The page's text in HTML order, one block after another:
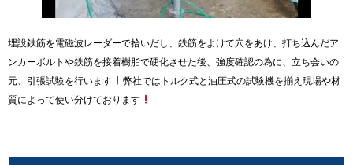
埋設鉄筋を電磁波レーダーで拾いだし、鉄筋をよけて穴をあけ、打ち込んだア
ンカーボルトや鉄筋を接着樹脂で硬化させた後、強度確認の為に、立ち会いの
元、引張試験を行います
弊社ではトルク式と油圧式の試験機を揃え現場や材
質によって使い分けております